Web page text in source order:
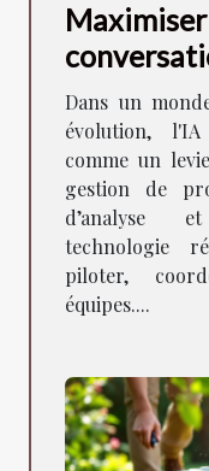
gestion
Dans un
évolution, l'IA
comme un
gestion de
d’analyse
technologie
piloter,
équipes....